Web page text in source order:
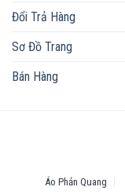
Đổi Trả Hàng
Sơ Đồ Trang
Bán Hàng
Áo Phản Quang